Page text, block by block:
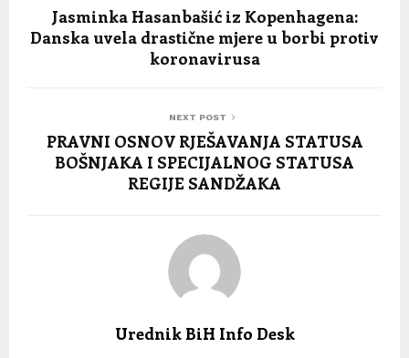
Jasminka Hasanbašić iz Kopenhagena:
Danska uvela drastične mjere u borbi protiv
koronavirusa
NEXT POST
PRAVNI OSNOV RJEŠAVANJA STATUSA
BOŠNJAKA I SPECIJALNOG STATUSA
REGIJE SANDŽAKA
Urednik BiH Info Desk